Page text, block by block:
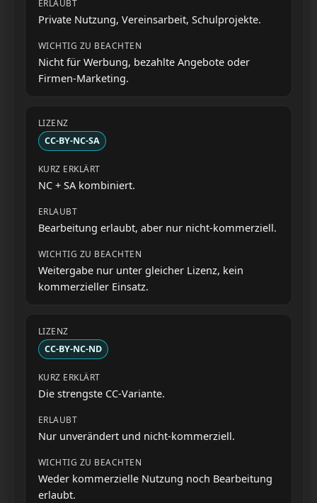
Private Nutzung, Vereinsarbeit, Schulprojekte.
Nicht für Werbung, bezahlte Angebote oder
Firmen-Marketing.
CC-BY-NC-SA
NC + SA kombiniert.
Bearbeitung erlaubt, aber nur nicht-kommerziell.
Weitergabe nur unter gleicher Lizenz, kein
kommerzieller Einsatz.
CC-BY-NC-ND
Die strengste CC-Variante.
Nur unverändert und nicht-kommerziell.
Weder kommerzielle Nutzung noch Bearbeitung
erlaubt.